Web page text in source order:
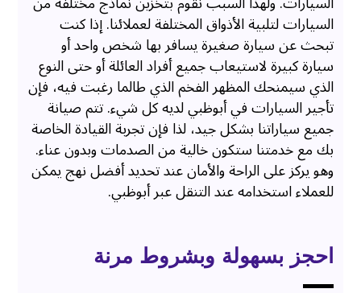
السيارات لتلبية الأذواق المختلفة لعملائنا. إذا كنت
تبحث عن سيارة صغيرة يسافر بها شخص واحد أو
سيارة كبيرة لاستيعاب جميع أفراد العائلة أو حتى النوع
الذي سيمنحك المظهر الفخم الذي طالما رغبت فيه، فإن
تأجير السيارات في أبوظبي لديه كل شيء. تتم صيانة
جميع سياراتنا بشكل جيد، لذا فإن تجربة القيادة الخاصة
بك مع خدمتنا ستكون خالية من الصدمات وبدون عناء.
وهو يركز على الراحة والأمان عند تحديد أفضل نهج يمكن
للعملاء استخدامه عند التنقل عبر أبوظبي.
احجز بسهولة وبشروط مرنة